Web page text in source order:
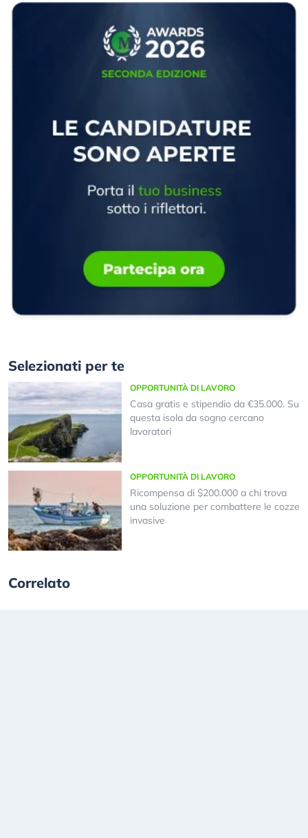
Selezionati per te
OPPORTUNITÀ DI LAVORO
Casa gratis e stipendio da €35.000. Su
questa isola da sogno cercano
lavoratori
OPPORTUNITÀ DI LAVORO
Ricompensa di $200.000 a chi trova
una soluzione per combattere le cozze
invasive
Correlato